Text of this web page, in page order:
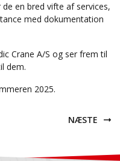
en bred vifte af services,
med dokumentation
Crane A/S og ser frem til
dem.
2025.
NÆSTE